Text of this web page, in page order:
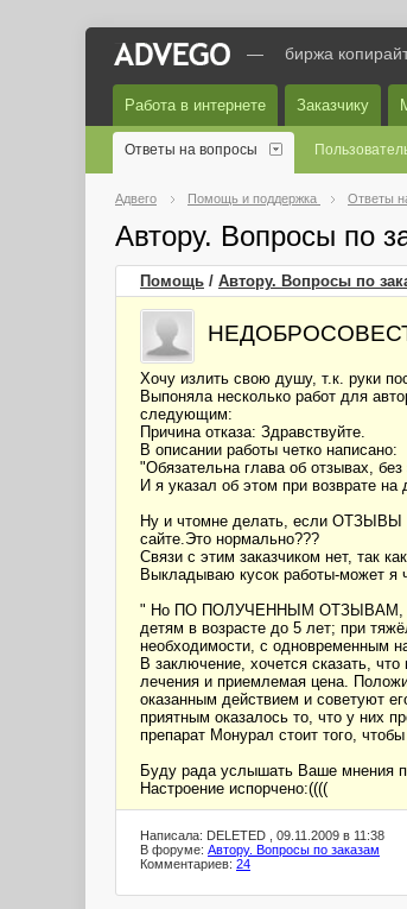
— биржа
Работа в интернете Заказчику
Ответы на вопросы
Адвего Помощь и поддержка Ответы
Автору. Вопросы по
Помощь / Автору. Вопросы по
Хочу излить свою душу, т.к. руки
Выпоняла несколько работ для
следующим:
Причина отказа: Здравствуйте.
В описании работы четко написано:
"Обязательна глава об отзывах, без
И я указал об этом при возврате на
Ну и чтомне делать, если
сайте.Это нормально???
Связи с этим заказчиком нет, так
Выкладываю кусок работы-может я
" Но ПО ПОЛУЧЕННЫМ ОТЗЫВАМ,
детям в возрасте до 5 лет; при
необходимости, с одновременным
В заключение, хочется сказать,
лечения и приемлемая цена.
оказанным действием и советуют
приятным оказалось то, что у них
препарат Монурал стоит того,
Буду рада услышать Ваше мнения
Настроение испорчено:((((
Написала: DELETED , 09.11.2009 в 11:38
В форуме: Автору. Вопросы по заказам
Комментариев: 24